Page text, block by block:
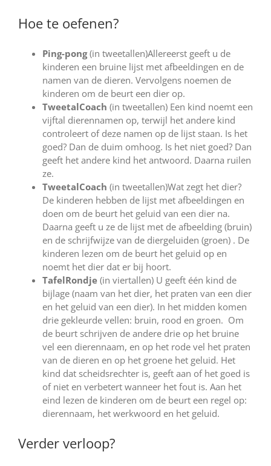
Hoe te oefenen?
Ping-pong(in tweetallen)Allereerst geeft u de
kinderen een bruine lijst met afbeeldingen en de
namen van de dieren. Vervolgens noemen de
kinderen om de beurt een dier op.
TweetalCoach (in tweetallen) Een kind noemt een
vijftal dierennamen op, terwijl het andere kind
controleert of deze namen op de lijst staan. Is het
goed? Dan de duim omhoog. Is het niet goed? Dan
geeft het andere kind het antwoord. Daarna ruilen
ze.
TweetalCoach (in tweetallen)Wat zegt het dier?
De kinderen hebben de lijst met afbeeldingen en
doen om de beurt het geluid van een dier na.
Daarna geeft u ze de lijst met de afbeelding (bruin)
en de schrijfwijze van de diergeluiden (groen) . De
kinderen lezen om de beurt het geluid op en
noemt het dier dat er bij hoort.
TafelRondje (in viertallen) U geeft één kind de
bijlage (naam van het dier, het praten van een dier
en het geluid van een dier). In het midden komen
drie gekleurde vellen: bruin, rood en groen. Om
de beurt schrijven de andere drie op het bruine
vel een dierennaam, en op het rode vel het praten
van de dieren en op het groene het geluid. Het
kind dat scheidsrechter is, geeft aan of het goed is
of niet en verbetert wanneer het fout is. Aan het
eind lezen de kinderen om de beurt een regel op:
dierennaam, het werkwoord en het geluid.
Verder verloop?